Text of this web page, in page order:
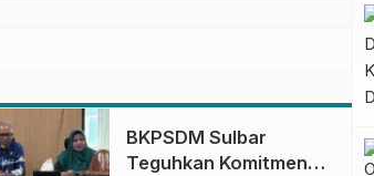
BKPSDM Sulbar
Teguhkan Komitmen